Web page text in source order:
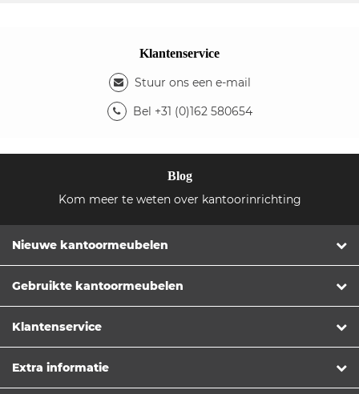
Klantenservice
Stuur ons een e-mail
Bel +31 (0)162 580654
Blog
Kom meer te weten over kantoorinrichting
Nieuwe kantoormeubelen
Gebruikte kantoormeubelen
Klantenservice
Extra informatie